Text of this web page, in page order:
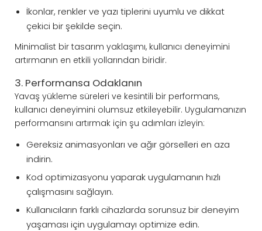
İkonlar, renkler ve yazı tiplerini uyumlu ve dikkat
çekici bir şekilde seçin.
Minimalist bir tasarım yaklaşımı, kullanıcı deneyimini
artırmanın en etkili yollarından biridir.
3. Performansa Odaklanın
Yavaş yükleme süreleri ve kesintili bir performans,
kullanıcı deneyimini olumsuz etkileyebilir. Uygulamanızın
performansını artırmak için şu adımları izleyin:
Gereksiz animasyonları ve ağır görselleri en aza
indirin.
Kod optimizasyonu yaparak uygulamanın hızlı
çalışmasını sağlayın.
Kullanıcıların farklı cihazlarda sorunsuz bir deneyim
yaşaması için uygulamayı optimize edin.